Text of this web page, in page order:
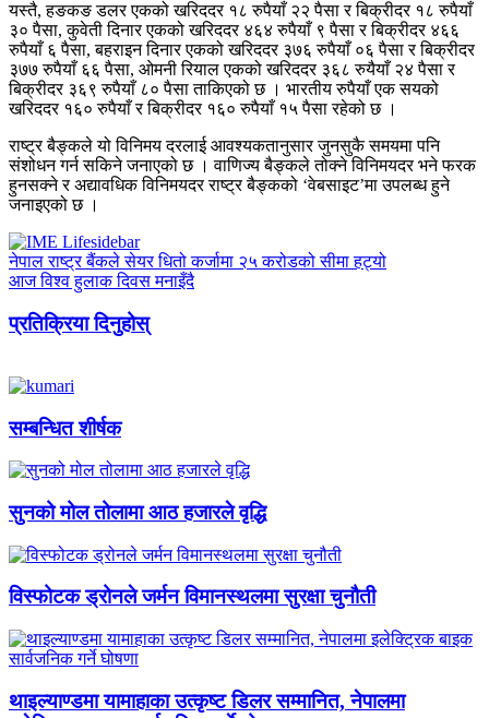
यस्तै, हङकङ डलर एकको खरिददर १८ रुपैयाँ २२ पैसा र बिक्रीदर १८ रुपैयाँ
३० पैसा, कुवेती दिनार एकको खरिददर ४६४ रुपैयाँ ९ पैसा र बिक्रीदर ४६६
रुपैयाँ ६ पैसा, बहराइन दिनार एकको खरिददर ३७६ रुपैयाँ ०६ पैसा र बिक्रीदर
३७७ रुपैयाँ ६६ पैसा, ओमनी रियाल एकको खरिददर ३६८ रुयैयाँ २४ पैसा र
बिक्रीदर ३६९ रुपैयाँ ८० पैसा ताकिएको छ । भारतीय रुपैयाँ एक सयको
खरिददर १६० रुपैयाँ र बिक्रीदर १६० रुपैयाँ १५ पैसा रहेको छ ।
राष्ट्र बैङ्कले यो विनिमय दरलाई आवश्यकतानुसार जुनसुकै समयमा पनि
संशोधन गर्न सकिने जनाएको छ । वाणिज्य बैङ्कले तोक्ने विनिमयदर भने फरक
हुनसक्ने र अद्यावधिक विनिमयदर राष्ट्र बैङ्कको ‘वेबसाइट’मा उपलब्ध हुने
जनाइएको छ ।
नेपाल राष्ट्र बैंकले सेयर धितो कर्जामा २५ करोडको सीमा हट्यो
आज विश्व हुलाक दिवस मनाइँदै
प्रतिक्रिया दिनुहोस्
सम्बन्धित शीर्षक
सुनको मोल तोलामा आठ हजारले वृद्धि
विस्फोटक ड्रोनले जर्मन विमानस्थलमा सुरक्षा चुनौती
थाइल्याण्डमा यामाहाका उत्कृष्ट डिलर सम्मानित, नेपालमा